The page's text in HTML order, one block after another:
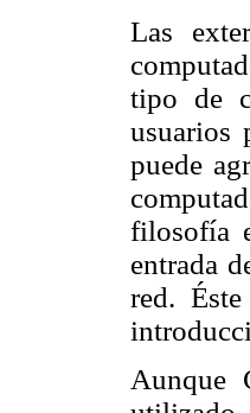
Las
tipo de
usuarios
puede
filosofía
entrada
red.
Aunque